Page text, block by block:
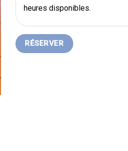
heures disponibles.
RÉSERVER